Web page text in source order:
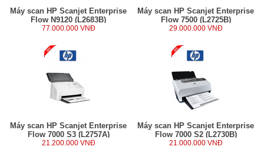
Máy scan HP Scanjet Enterprise
Flow N9120 (L2683B)
77.000.000 VNĐ
Máy scan HP Scanjet Enterprise
Flow 7500 (L2725B)
29.000.000 VNĐ
Máy scan HP Scanjet Enterprise
Flow 7000 S3 (L2757A)
21.200.000 VNĐ
Máy scan HP Scanjet Enterprise
Flow 7000 S2 (L2730B)
21.000.000 VNĐ